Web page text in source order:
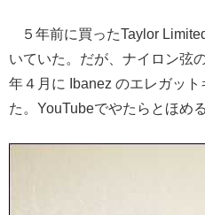
５年前に買ったTaylor
いていた。だが、ナイロン弦
年４月に Ibanez のエレガッ
た。YouTubeでやたらとほめ